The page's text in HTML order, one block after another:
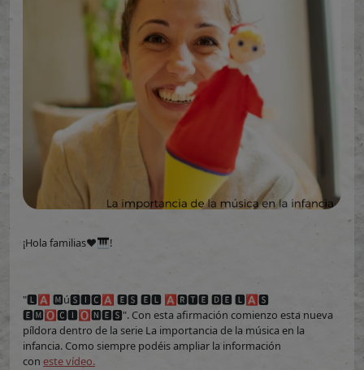
¡Hola familias❤️🎹!
"🅻🅰 🅼ú🆂🅸🅲🅰 🅴🆂 🅴🅻 🅰🆁🆃🅴 🅳🅴 🅻🅰🆂
🅴🅼🅾🅲🅸🅾🅽🅴🆂". Con esta afirmación comienzo esta nueva
píldora dentro de la serie La importancia de la música en la
infancia. Como siempre podéis ampliar la información
con este vídeo.